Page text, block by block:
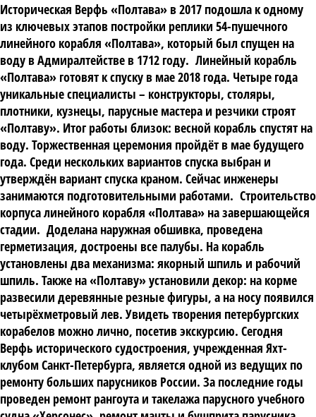
Историческая Верфь «Полтава» в 2017 подошла к одному
из ключевых этапов постройки реплики 54-пушечного
линейного корабля «Полтава», который был спущен на
воду в Адмиралтействе в 1712 году. Линейный корабль
«Полтава» готовят к спуску в мае 2018 года. Четыре года
уникальные специалисты – конструкторы, столяры,
плотники, кузнецы, парусные мастера и резчики строят
«Полтаву». Итог работы близок: весной корабль спустят на
воду. Торжественная церемония пройдёт в мае будущего
года. Среди нескольких вариантов спуска выбран и
утверждён вариант спуска краном. Сейчас инженеры
занимаются подготовительными работами. Строительство
корпуса линейного корабля «Полтава» на завершающейся
стадии. Доделана наружная обшивка, проведена
герметизация, достроены все палубы. На корабль
установлены два механизма: якорный шпиль и рабочий
шпиль. Также на «Полтаву» установили декор: на корме
развесили деревянные резные фигуры, а на носу появился
четырёхметровый лев. Увидеть творения петербургских
корабелов можно лично, посетив экскурсию. Сегодня
Верфь исторического судостроения, учрежденная Яхт-
клубом Санкт-Петербурга, является одной из ведущих по
ремонту больших парусников России. За последние годы
проведен ремонт рангоута и такелажа парусного учебного